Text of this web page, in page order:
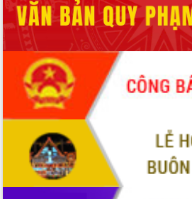
Kết nối tour, đẩy mạnh chuyển đổi số
để phát triển du lịch Đắk Lắk
Khởi động Dự án Đầu tư xây dựng hạ
tầng kỹ thuật Cụm công nghiệp Tân
Tiến
Gặp mặt các cơ quan báo chí nhân Kỷ
niệm 101 năm Ngày Báo chí Cách
mạng Việt Nam
Đắk Lắk sơ kết 4 năm triển khai thực
hiện Đề án 06 của Chính phủ
Họp báo thông tin về Hội nghị Công bố
Quy hoạch và Xúc tiến đầu tư tỉnh Đắk